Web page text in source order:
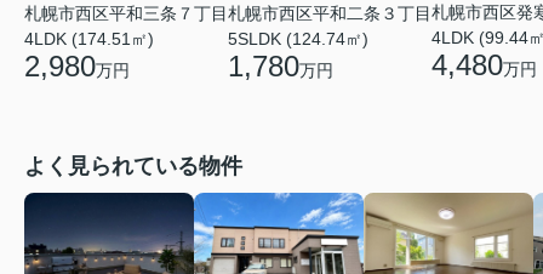
札幌市西区平和三条７丁目
4LDK (174.51㎡)
2,980万円
札幌市西区平和二条３丁目
5SLDK (124.74㎡)
1,780万円
札幌市西区発
4LDK (99.44
4,480万円
よく見られている物件